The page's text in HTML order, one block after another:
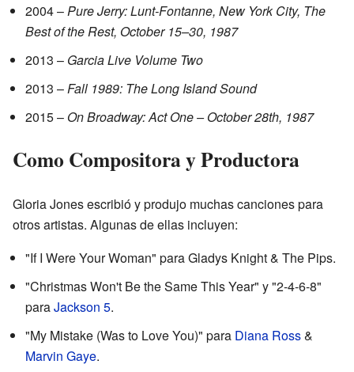
2004 – Pure Jerry: Lunt-Fontanne, New York City, The
Best of the Rest, October 15–30, 1987
2013 – Garcia Live Volume Two
2013 – Fall 1989: The Long Island Sound
2015 – On Broadway: Act One – October 28th, 1987
Como Compositora y Productora
Gloria Jones escribió y produjo muchas canciones para
otros artistas. Algunas de ellas incluyen:
"If I Were Your Woman" para Gladys Knight & The Pips.
"Christmas Won't Be the Same This Year" y "2-4-6-8"
paraJackson 5.
"My Mistake (Was to Love You)" para Diana Ross&
Marvin Gaye.